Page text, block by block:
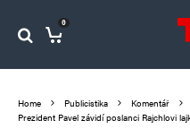
0
Home Publicistika
Komentář
Prezident Pavel závidí poslanci Rajchlovi